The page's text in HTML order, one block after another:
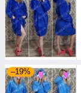
–19%